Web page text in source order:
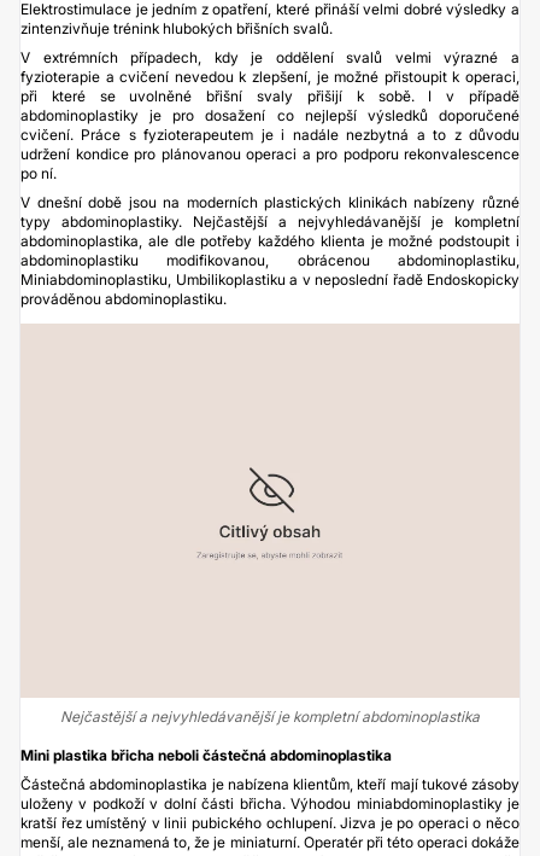
Elektrostimulace je jedním z opatření, které přináší velmi dobré výsledky a
zintenzivňuje trénink hlubokých břišních svalů.
V extrémních případech, kdy je oddělení svalů velmi výrazné a
fyzioterapie a cvičení nevedou k zlepšení, je možné přistoupit k operaci,
při které se uvolněné břišní svaly přišijí k sobě. I v případě
abdominoplastiky je pro dosažení co nejlepší výsledků doporučené
cvičení. Práce s fyzioterapeutem je i nadále nezbytná a to z důvodu
udržení kondice pro plánovanou operaci a pro podporu rekonvalescence
po ní.
V dnešní době jsou na moderních plastických klinikách nabízeny různé
typy abdominoplastiky. Nejčastější a nejvyhledávanější je kompletní
abdominoplastika, ale dle potřeby každého klienta je možné podstoupit i
abdominoplastiku modifikovanou, obrácenou abdominoplastiku,
Miniabdominoplastiku, Umbilikoplastiku a v neposlední řadě Endoskopicky
prováděnou abdominoplastiku.
Nejčastější a nejvyhledávanější je kompletní abdominoplastika
Mini plastika břicha neboli částečná abdominoplastika
Částečná abdominoplastika je nabízena klientům, kteří mají tukové zásoby
uloženy v podkoží v dolní části břicha. Výhodou miniabdominoplastiky je
kratší řez umístěný v linii pubického ochlupení. Jizva je po operaci o něco
menší, ale neznamená to, že je miniaturní. Operatér při této operaci dokáže